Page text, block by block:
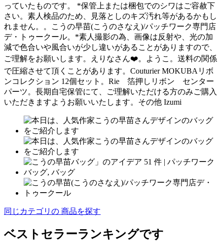
っていたものです。 *保管上または梱包でのシワはご容赦下
さい。素人検品のため、見落としのキズ汚れ等があるかもし
れません。。こうの早苗(こうのさなえ)/パッチワーク専門店
デ・トゥークール。*素人撮影の為、画像は反射や、光の加
減で色合いや風合いが少し違いがあることがありますので、
ご理解をお願いします。えりなさん❤️。ようこ。送料の関係
で圧縮させて頂くことがあります。Couturier MOKUBAリボ
ンコレクション 12個セット。Rie 箔押しリボン センター
パーツ。長期自宅保管にて、ご理解いただける方のみご購入
いただきますようお願いいたします。その他 Izumi
同じカテゴリの 商品を探す
ベストセラーランキングです